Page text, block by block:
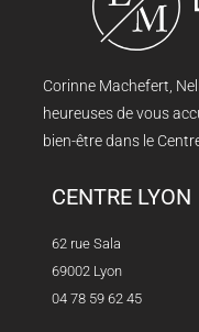
Corinne Machefert,
heureuses de vous
bien-être dans le
CENTRE LYON
62 rue Sala
69002 Lyon
04 78 59 62 45